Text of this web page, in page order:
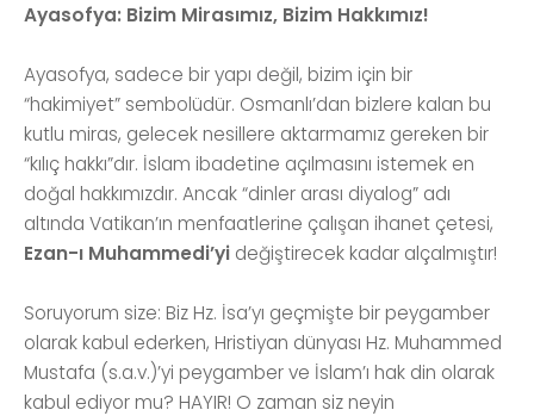
Ayasofya: Bizim Mirasımız, Bizim Hakkımız!
Ayasofya, sadece bir yapı değil, bizim için bir
“hakimiyet” sembolüdür. Osmanlı’dan bizlere kalan bu
kutlu miras, gelecek nesillere aktarmamız gereken bir
“kılıç hakkı”dır. İslam ibadetine açılmasını istemek en
doğal hakkımızdır. Ancak “dinler arası diyalog” adı
altında Vatikan’ın menfaatlerine çalışan ihanet çetesi,
Ezan-ı Muhammedi’yi değiştirecek kadar alçalmıştır!
Soruyorum size: Biz Hz. İsa’yı geçmişte bir peygamber
olarak kabul ederken, Hristiyan dünyası Hz. Muhammed
Mustafa (s.a.v.)’yi peygamber ve İslam’ı hak din olarak
kabul ediyor mu? HAYIR! O zaman siz neyin